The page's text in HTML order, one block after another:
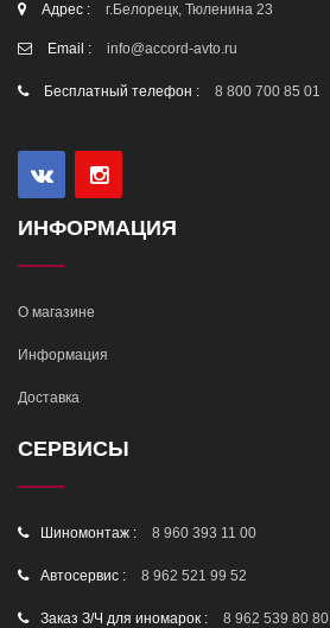
Адрес : г.Белорецк, Тюленина 23
Email : info@accord-avto.ru
Бесплатный телефон : 8 800 700 85 01
ИНФОРМАЦИЯ
О магазине
Информация
Доставка
СЕРВИСЫ
Шиномонтаж : 8 960 393 11 00
Автосервис : 8 962 521 99 52
Заказ З/Ч для иномарок : 8 962 539 80 80